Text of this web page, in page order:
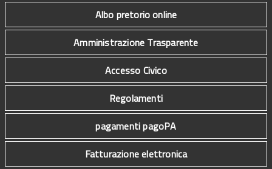
Albo pretorio online
Amministrazione Trasparente
Accesso Civico
Regolamenti
pagamenti pagoPA
Fatturazione elettronica